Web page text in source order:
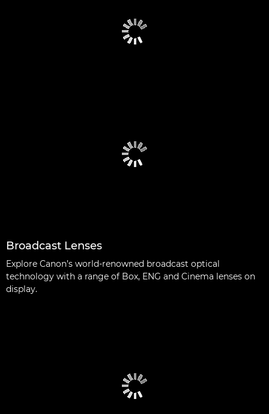
Broadcast Lenses
Explore Canon’s world-renowned broadcast optical
technology with a range of Box, ENG and Cinema lenses on
display.